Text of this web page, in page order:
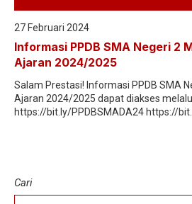
27 Februari 2024
Informasi PPDB SMA Negeri 2
Ajaran 2024/2025
Salam Prestasi! Informasi PPDB SMA
Ajaran 2024/2025 dapat diakses
https://bit.ly/PPDBSMADA24 https://
Cari